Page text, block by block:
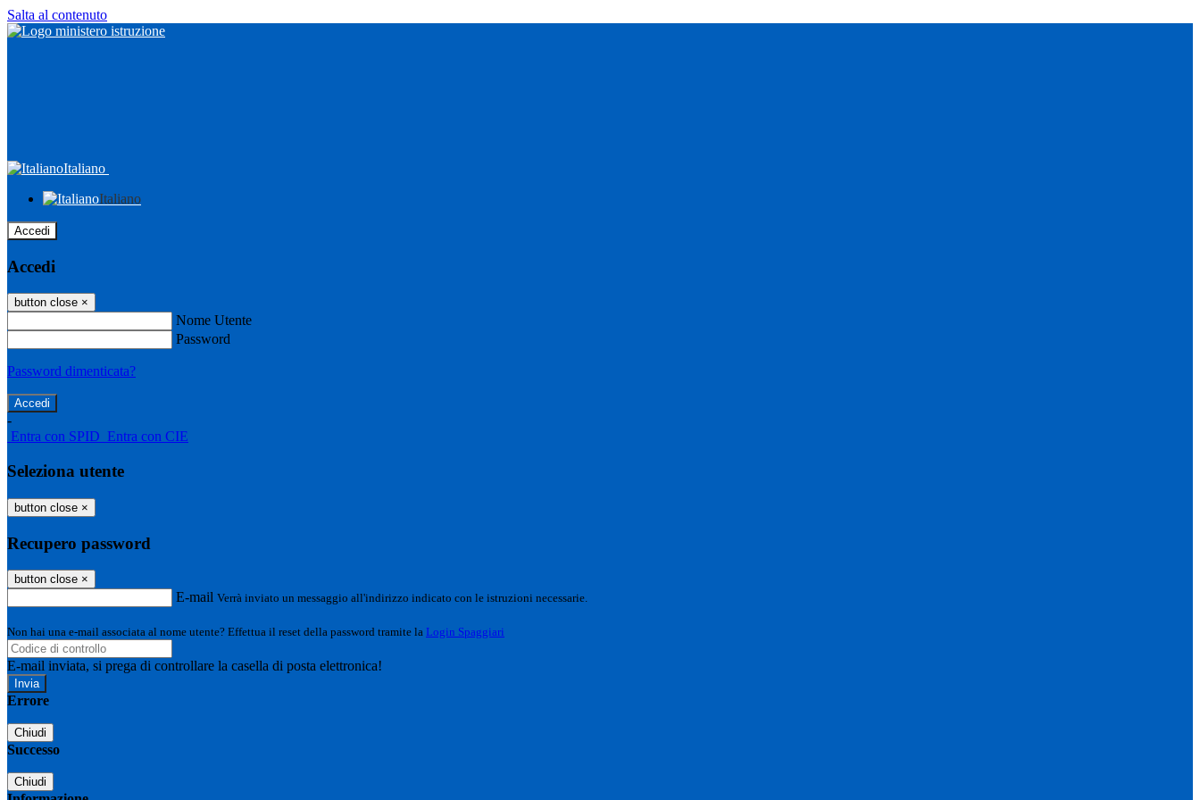
Salta al contenuto
Italiano
Italiano
Accedi
Accedi
button close ×
Nome Utente
Password
Password dimenticata?
-
Entra con SPID Entra con CIE
Seleziona utente
button close ×
Recupero password
button close ×
E-mail Verrà inviato un messaggio all'indirizzo indicato con le istruzioni necessarie.
Non hai una e-mail associata al nome utente? Effettua il reset della password tramite la Login Spaggiari
E-mail inviata, si prega di controllare la casella di posta elettronica!
Errore
Chiudi
Successo
Chiudi